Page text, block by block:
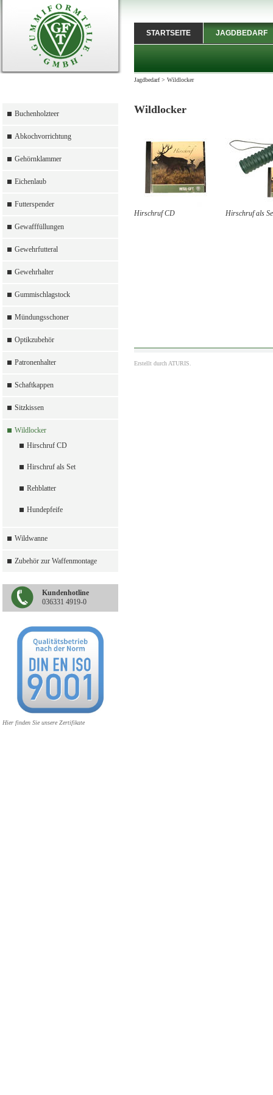
Buchenholzteer
Abkochvorrichtung
Gehörnklammer
Eichenlaub
Futterspender
Gewafffüllungen
Gewehrfutteral
Gewehrhalter
Gummischlagstock
Mündungsschoner
Optikzubehör
Patronenhalter
Schaftkappen
Sitzkissen
Wildlocker
Hirschruf CD
Hirschruf als Set
Rehblatter
Hundepfeife
Wildwanne
Zubehör zur Waffenmontage
Kundenhotline
036331 4919-0
Hier finden Sie unsere Zertifikate
STARTSEITE JAGDBEDARF
Jagdbedarf> Wildlocker
Wildlocker
Hirschruf CD Hirschruf als
Erstellt durch ATURIS.